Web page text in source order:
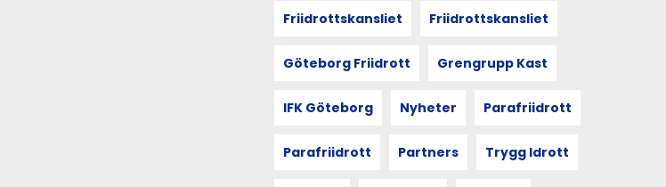
Friidrottskansliet Friidrottskansliet
Göteborg Friidrott Grengrupp Kast
IFK Göteborg Nyheter Parafriidrott
Parafriidrott Partners Trygg Idrott